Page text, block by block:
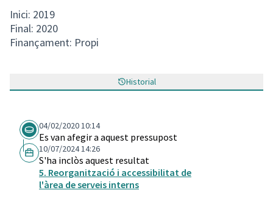
Inici: 2019
Final: 2020
Finançament: Propi
Historial
04/02/2020 10:14
Es van afegir a aquest pressupost
10/07/2024 14:26
S'ha inclòs aquest resultat
5. Reorganització i accessibilitat de
l'àrea de serveis interns